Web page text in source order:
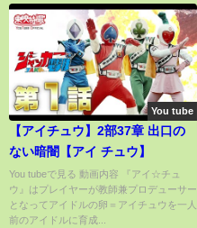
You tube
【アイチュウ】2部37章 出口の
ない暗闇【アイ チュウ】
You tubeで見る 動画内容 『アイ☆チュ
ウ』はプレイヤーが教師兼プロデューサー
となってアイドルの卵＝アイチュウを一人
前のアイドルに育成...